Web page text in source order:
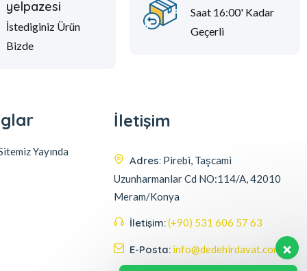
yelpazesi
İstediginiz Ürün
Bizde
Saat 16:00' Kadar
Geçerli
Yayında
İletişim
Adres: Pirebi, Taşcami
Uzunharmanlar Cd NO:114/A, 42010
Meram/Konya
İletişim:(+90) 531 606 57 63
E-Posta: info@dedehirdavat.com